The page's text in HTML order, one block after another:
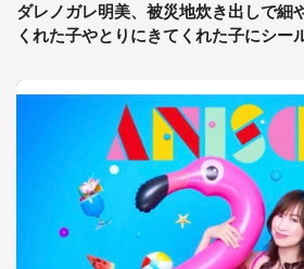
ダレノガレ明美、被災地炊き出しで細
くれた子やとりにきてくれた子にシー